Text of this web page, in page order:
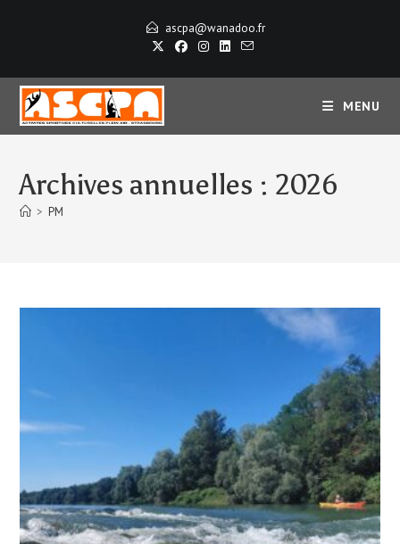
ascpa@wanadoo.fr
MENU
Archives annuelles : 2026
> PM